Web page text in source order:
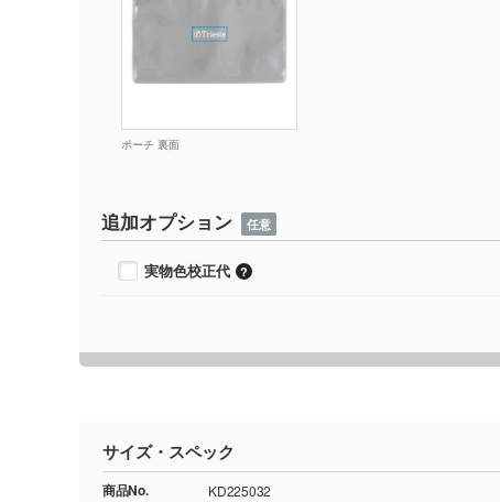
ポーチ 裏面
追加オプション 任意
実物色校正代
サイズ・スペック
商品No. KD225032